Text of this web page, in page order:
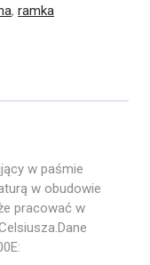
, ramka
w paśmie
w obudowie
pracować w